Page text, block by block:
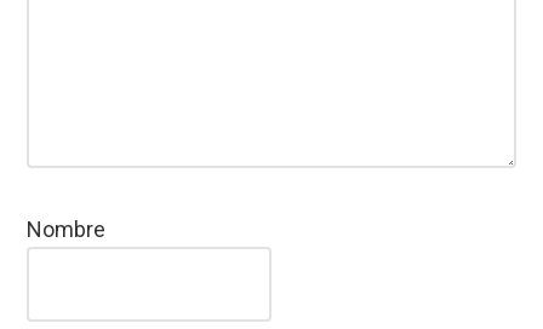
Nombre